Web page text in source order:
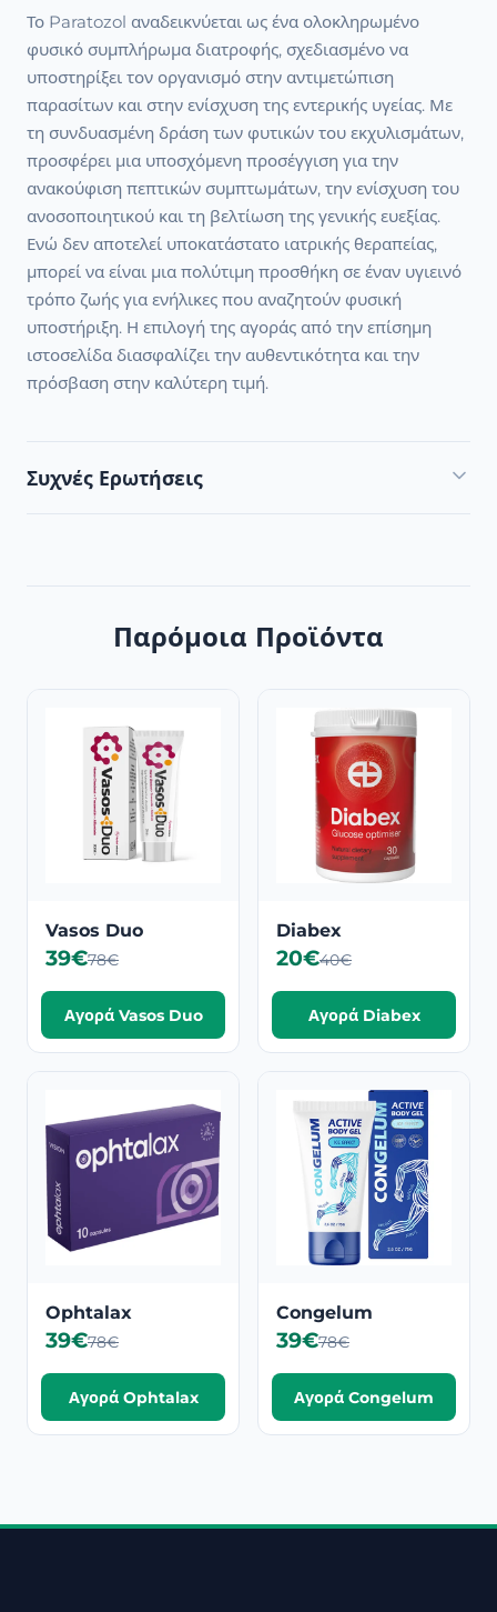
Το Paratozol αναδεικνύεται ως ένα ολοκληρωμένο
φυσικό συμπλήρωμα διατροφής, σχεδιασμένο να
υποστηρίξει τον οργανισμό στην αντιμετώπιση
παρασίτων και στην ενίσχυση της εντερικής υγείας. Με
τη συνδυασμένη δράση των φυτικών του εκχυλισμάτων,
προσφέρει μια υποσχόμενη προσέγγιση για την
ανακούφιση πεπτικών συμπτωμάτων, την ενίσχυση του
ανοσοποιητικού και τη βελτίωση της γενικής ευεξίας.
Ενώ δεν αποτελεί υποκατάστατο ιατρικής θεραπείας,
μπορεί να είναι μια πολύτιμη προσθήκη σε έναν υγιεινό
τρόπο ζωής για ενήλικες που αναζητούν φυσική
υποστήριξη. Η επιλογή της αγοράς από την επίσημη
ιστοσελίδα διασφαλίζει την αυθεντικότητα και την
πρόσβαση στην καλύτερη τιμή.
Συχνές Ερωτήσεις
Παρόμοια Προϊόντα
Vasos Duo
39€78€
Αγορά Vasos Duo
Diabex
20€40€
Αγορά Diabex
Ophtalax
39€78€
Αγορά Ophtalax
Congelum
39€78€
Αγορά Congelum